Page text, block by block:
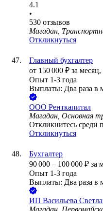
4.1
•
530 отзывов
Магадан,
Откликнуться
Главный бухгалтер
от 150 000 ₽ за месяц,
Опыт 1-3 года
Выплаты: Два раза в
ООО Ренткапитал
Магадан, Основная
Откликнитесь среди
Откликнуться
Бухгалтер
90 000 – 100 000 ₽ за
Опыт 1-3 года
Выплаты: Два раза в
ИП Васильева